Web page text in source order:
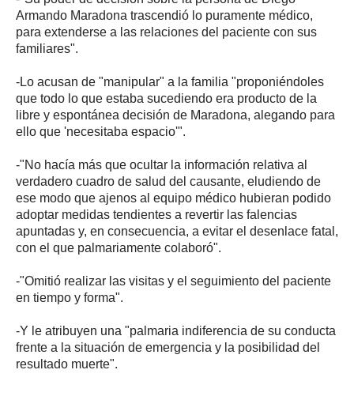
Armando Maradona trascendió lo puramente médico,
para extenderse a las relaciones del paciente con sus
familiares".
-Lo acusan de "manipular" a la familia "proponiéndoles
que todo lo que estaba sucediendo era producto de la
libre y espontánea decisión de Maradona, alegando para
ello que 'necesitaba espacio'".
-"No hacía más que ocultar la información relativa al
verdadero cuadro de salud del causante, eludiendo de
ese modo que ajenos al equipo médico hubieran podido
adoptar medidas tendientes a revertir las falencias
apuntadas y, en consecuencia, a evitar el desenlace fatal,
con el que palmariamente colaboró".
-"Omitió realizar las visitas y el seguimiento del paciente
en tiempo y forma".
-Y le atribuyen una "palmaria indiferencia de su conducta
frente a la situación de emergencia y la posibilidad del
resultado muerte".